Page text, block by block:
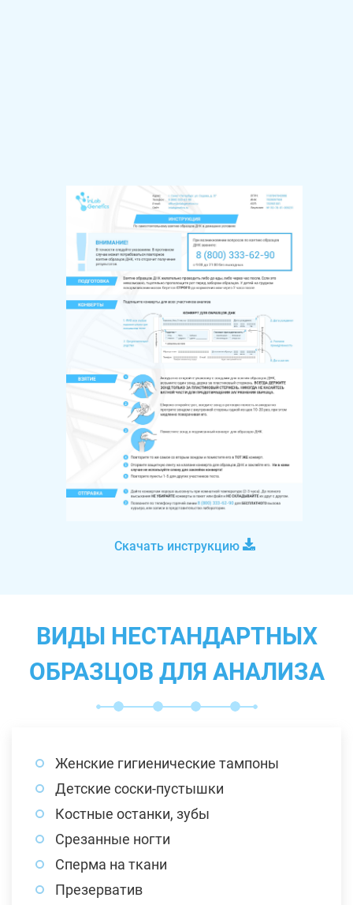
Скачать инструкцию
ВИДЫ НЕСТАНДАРТНЫХ
ОБРАЗЦОВ ДЛЯ АНАЛИЗА
Женские гигиенические тампоны
Детские соски-пустышки
Костные останки, зубы
Срезанные ногти
Сперма на ткани
Презерватив